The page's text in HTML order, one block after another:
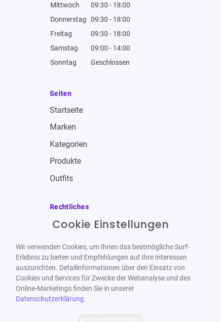
Mittwoch
09:30 - 18:00
Donnerstag
09:30 - 18:00
Freitag
09:30 - 18:00
Samstag
09:00 - 14:00
Sonntag
Geschlossen
Seiten
Startseite
Marken
Kategorien
Produkte
Outfits
Rechtliches
Impressum
Datenschutzbestimmungen
Widerrufsbelehrung
Cookie Einstellungen
Wir verwenden Cookies, um Ihnen das bestmögliche Surf-
Erlebnis zu bieten und Empfehlungen auf Ihre Interessen
auszurichten. Detailinformationen über den Einsatz von
Cookies und Services für Zwecke der Webanalyse und des
Online-Marketings finden Sie in unserer
Datenschutzerklärung.